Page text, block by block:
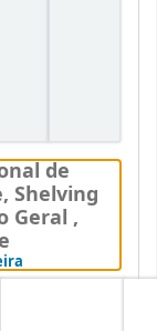
de
, Shelving
Geral ,